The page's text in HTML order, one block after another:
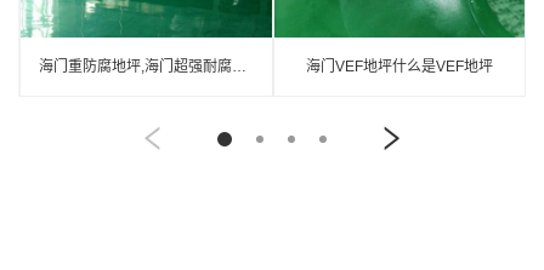
海门重防腐地坪,海门超强耐腐蚀涂料 海门VEF地坪什么是VEF地坪